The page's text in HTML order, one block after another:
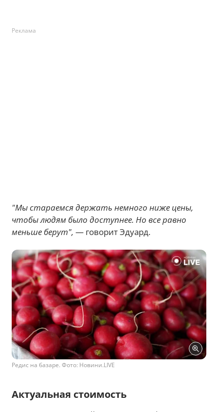
Реклама
"Мы стараемся держать немного ниже цены,
чтобы людям было доступнее. Но все равно
меньше берут", — говорит Эдуард.
Редис на базаре. Фото: Новини.LIVE
Актуальная стоимость